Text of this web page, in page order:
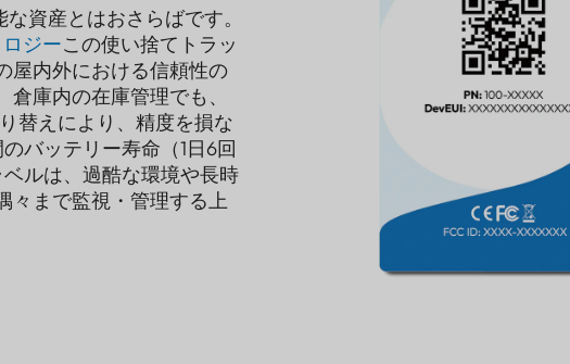
資産とはおさらばです。
ジーこの使い捨てトラッ
屋内外における信頼性の
庫内の在庫管理でも、
替えにより、精度を損な
バッテリー寿命（1日6回
ルは、過酷な環境や長時
々まで監視・管理する上